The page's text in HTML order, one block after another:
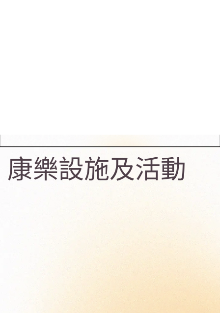
康樂設施及活動